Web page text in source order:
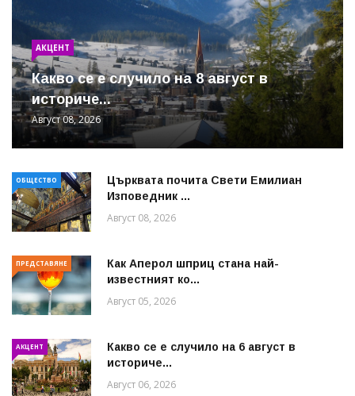
АКЦЕНТ
Какво се е случило на 8 август в
историче...
Август 08, 2026
ОБЩЕСТВО
Църквата почита Свeти Емилиан
Изповедник ...
Август 08, 2026
ПРЕДСТАВЯНЕ
Как Аперол шприц стана най-
известният ко...
Август 05, 2026
АКЦЕНТ
Какво се е случило на 6 август в
историче...
Август 06, 2026